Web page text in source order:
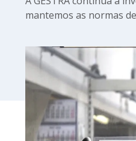
mantemos as normas